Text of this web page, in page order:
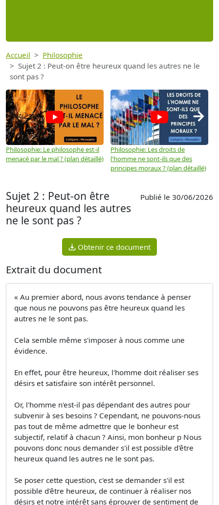
Accueil
Philosophie
Sujet 2 : Peut-on être heureux quand les autres ne le
sont pas ?
Philosophie: Le philosophe est-il
menacé par le mal ? (plan détaillé)
Philosophie: Les droits de
l'homme ne sont-ils que des
principes moraux ? (plan détaillé)
→
Sujet 2 : Peut-on être
heureux quand les autres
ne le sont pas ?
Publié le 30/06/2026
Obtenir ce document
Extrait du document
« Au premier abord, nous avons tendance à penser
que nous ne pouvons pas être heureux quand les
autres ne le sont pas.
Cela semble même s'imposer à nous comme une
évidence.
En effet, pour être heureux, l'homme doit réaliser ses
désirs et satisfaire son intérêt personnel.
Or, l'homme n'est-il pas dépendant des autres pour
subvenir à ses besoins ? Cependant, ne pouvons-nous
pas tout de même admettre que le bonheur est
subjectif, relatif à chacun ? Ainsi, mon bonheur p Nous
pouvons donc nous demander s'il est possible d'être
heureux quand les autres ne le sont pas.
Se poser cette question, c'est se demander s'il est
possible d'être heureux, de continuer à réaliser nos
désirs et notre intérêt sans éprouver de sentiment de